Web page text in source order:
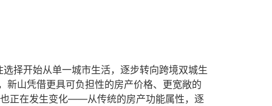
择开始从单一城市生活，逐步转向跨境双城生
新山凭借更具可负担性的房产价格、更宽敞的
正在发生变化——从传统的房产功能属性，逐